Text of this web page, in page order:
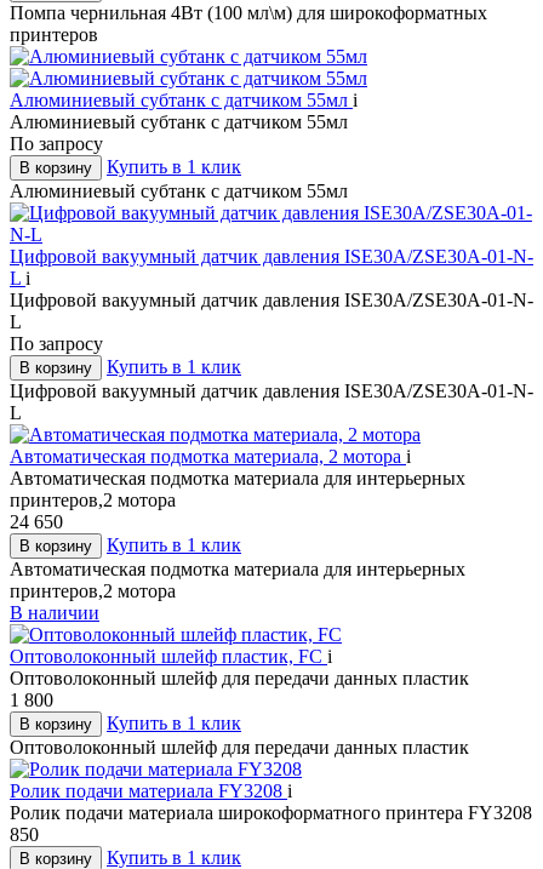
Помпа чернильная 4Вт (100 мл\м) для широкоформатных
принтеров
Алюминиевый субтанк с датчиком 55мл i
Алюминиевый субтанк с датчиком 55мл
По запросу
В корзину
Купить в 1 клик
Алюминиевый субтанк с датчиком 55мл
Цифровой вакуумный датчик давления ISE30A/ZSE30A-01-N-
L i
Цифровой вакуумный датчик давления ISE30A/ZSE30A-01-N-
L
По запросу
В корзину
Купить в 1 клик
Цифровой вакуумный датчик давления ISE30A/ZSE30A-01-N-
L
Автоматическая подмотка материала, 2 мотора i
Автоматическая подмотка материала для интерьерных
принтеров,2 мотора
24 650
В корзину
Купить в 1 клик
Автоматическая подмотка материала для интерьерных
принтеров,2 мотора
В наличии
Оптоволоконный шлейф пластик, FC i
Оптоволоконный шлейф для передачи данных пластик
1 800
В корзину
Купить в 1 клик
Оптоволоконный шлейф для передачи данных пластик
Ролик подачи материала FY3208 i
Ролик подачи материала широкоформатного принтера FY3208
850
В корзину
Купить в 1 клик